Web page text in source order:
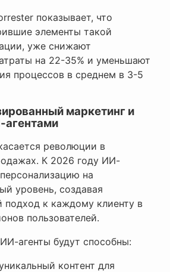
показывает, что
элементы такой
уже снижают
на 22-35% и уменьшают
процессов в среднем в 3-5
маркетинг и
революции в
К 2026 году ИИ-
на
уровень, создавая
подход к каждому клиенту в
пользователей.
агенты будут способны:
контент для